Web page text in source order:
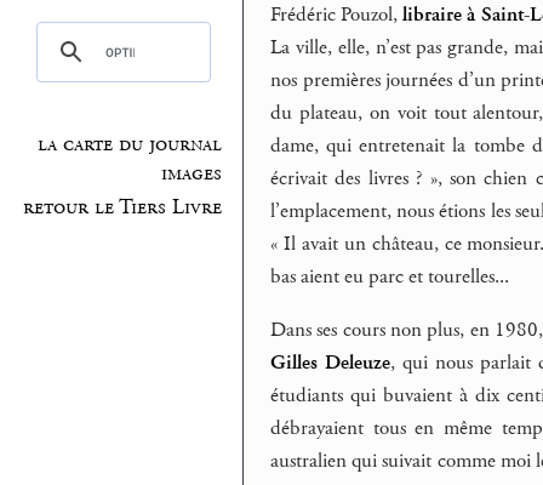
la carte du journal
images
retour le Tiers Livre
Frédéric Pouzol,libraire à Saint-
La ville, elle, n’est pas grande,
nos premières journées d’un
du plateau, on voit tout
dame, qui entretenait la tombe
écrivait des livres ? », son
l’emplacement, nous étions les
« Il avait un château, ce
bas aient eu parc et tourelles...
Dans ses cours non plus, en
Gilles Deleuze, qui nous parlait
étudiants qui buvaient à dix
débrayaient tous en même
australien qui suivait comme moi